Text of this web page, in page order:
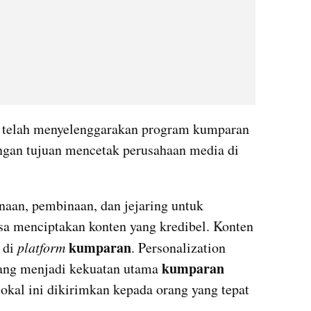
menyelenggarakan program kumparan
tujuan mencetak perusahaan media di
pembinaan, dan jejaring untuk
menciptakan konten yang kredibel. Konten
platformkumparan. Personalization
menjadi kekuatan utamakumparan
ini dikirimkan kepada orang yang tepat